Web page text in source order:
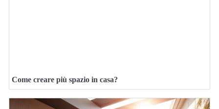
Come creare più spazio in casa?